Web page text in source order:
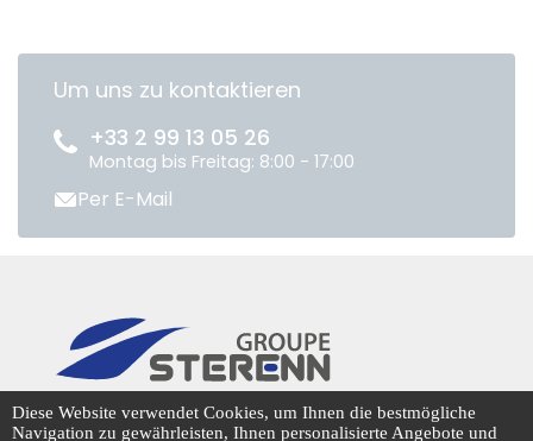
Um uns zu kontaktieren
+33 2 99 13 05 26
Montag bis Freitag: 8:00 - 17:00
Per E-Mail
CENTRADIS © 2026
Diese Website verwendet Cookies, um Ihnen die bestmögliche
Navigation zu gewährleisten, Ihnen personalisierte Angebote und